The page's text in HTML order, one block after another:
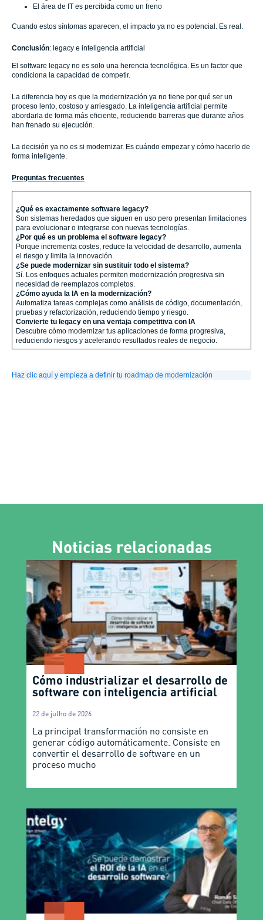
El área de IT es percibida como un freno
Cuando estos síntomas aparecen, el impacto ya no es potencial. Es real.
Conclusión: legacy e inteligencia artificial
El software legacy no es solo una herencia tecnológica. Es un factor que
condiciona la capacidad de competir.
La diferencia hoy es que la modernización ya no tiene por qué ser un
proceso lento, costoso y arriesgado. La inteligencia artificial permite
abordarla de forma más eficiente, reduciendo barreras que durante años
han frenado su ejecución.
La decisión ya no es si modernizar. Es cuándo empezar y cómo hacerlo de
forma inteligente.
Preguntas frecuentes
¿Qué es exactamente software legacy?
Son sistemas heredados que siguen en uso pero presentan limitaciones
para evolucionar o integrarse con nuevas tecnologías.
¿Por qué es un problema el software legacy?
Porque incrementa costes, reduce la velocidad de desarrollo, aumenta
el riesgo y limita la innovación.
¿Se puede modernizar sin sustituir todo el sistema?
Sí. Los enfoques actuales permiten modernización progresiva sin
necesidad de reemplazos completos.
¿Cómo ayuda la IA en la modernización?
Automatiza tareas complejas como análisis de código, documentación,
pruebas y refactorización, reduciendo tiempo y riesgo.
Convierte tu legacy en una ventaja competitiva con IA
Descubre cómo modernizar tus aplicaciones de forma progresiva,
reduciendo riesgos y acelerando resultados reales de negocio.
Haz clic aquí y empieza a definir tu roadmap de modernización
Noticias relacionadas
Cómo industrializar el desarrollo de
software con inteligencia artificial
22 de julho de 2026
La principal transformación no consiste en
generar código automáticamente. Consiste en
convertir el desarrollo de software en un
proceso mucho